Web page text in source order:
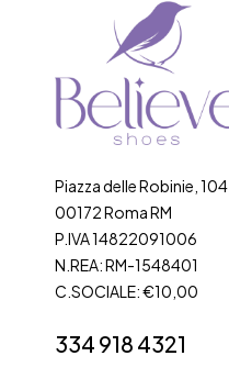
Piazza delle Robinie, 104,
00172 Roma RM
P.IVA 14822091006
N.REA: RM-1548401
C.SOCIALE: €10,00
334 918 4321